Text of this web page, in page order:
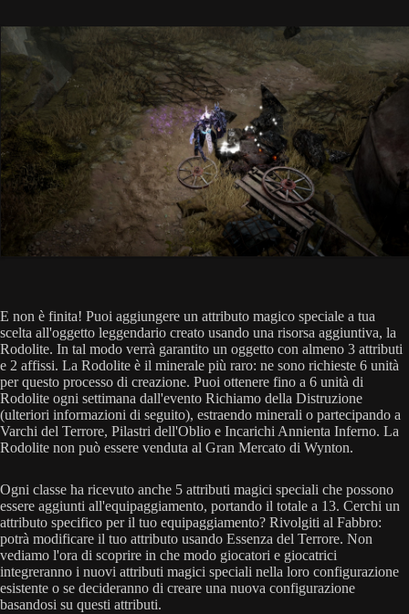
E non è finita! Puoi aggiungere un attributo magico speciale a tua
scelta all'oggetto leggendario creato usando una risorsa aggiuntiva, la
Rodolite. In tal modo verrà garantito un oggetto con almeno 3 attributi
e 2 affissi. La Rodolite è il minerale più raro: ne sono richieste 6 unità
per questo processo di creazione. Puoi ottenere fino a 6 unità di
Rodolite ogni settimana dall'evento Richiamo della Distruzione
(ulteriori informazioni di seguito), estraendo minerali o partecipando a
Varchi del Terrore, Pilastri dell'Oblio e Incarichi Annienta Inferno. La
Rodolite non può essere venduta al Gran Mercato di Wynton.
Ogni classe ha ricevuto anche 5 attributi magici speciali che possono
essere aggiunti all'equipaggiamento, portando il totale a 13. Cerchi un
attributo specifico per il tuo equipaggiamento? Rivolgiti al Fabbro:
potrà modificare il tuo attributo usando Essenza del Terrore. Non
vediamo l'ora di scoprire in che modo giocatori e giocatrici
integreranno i nuovi attributi magici speciali nella loro configurazione
esistente o se decideranno di creare una nuova configurazione
basandosi su questi attributi.